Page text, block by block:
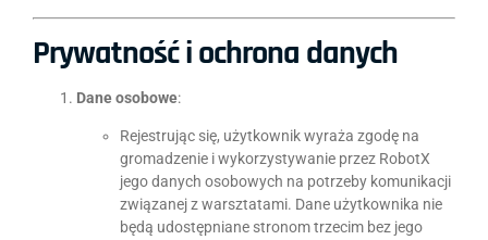
Prywatność i ochrona danych
Dane osobowe:
Rejestrując się, użytkownik wyraża zgodę na
gromadzenie i wykorzystywanie przez RobotX
jego danych osobowych na potrzeby komunikacji
związanej z warsztatami. Dane użytkownika nie
będą udostępniane stronom trzecim bez jego